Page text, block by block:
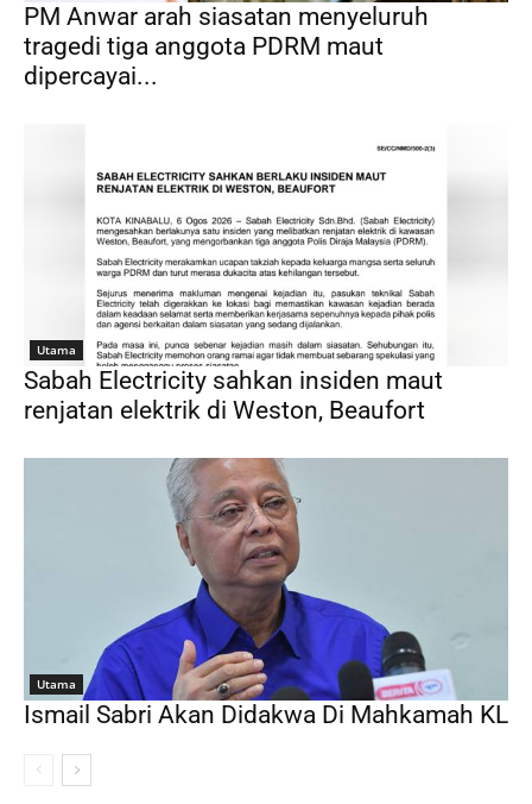
PM Anwar arah siasatan menyeluruh
tragedi tiga anggota PDRM maut
dipercayai...
Utama
Sabah Electricity sahkan insiden maut
renjatan elektrik di Weston, Beaufort
Utama
Ismail Sabri Akan Didakwa Di Mahkamah KL